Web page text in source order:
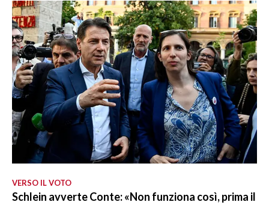
VERSO IL VOTO
Schlein avverte Conte: «Non funziona così, prima il